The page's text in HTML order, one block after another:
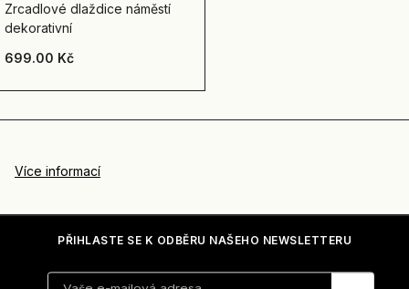
Zrcadlové dlaždice náměstí
dekorativní
699.00 Kč
Více informací
PŘIHLASTE SE K ODBĚRU NAŠEHO NEWSLETTERU